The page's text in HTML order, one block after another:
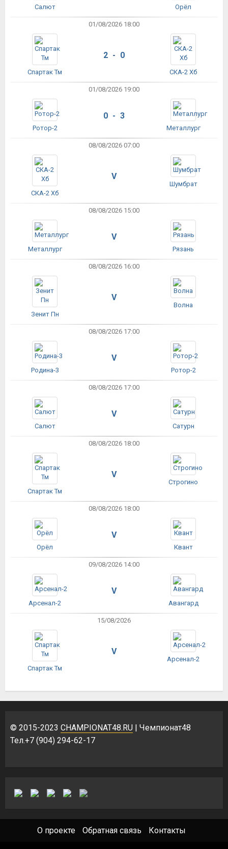
Салют Орёл
01/08/2026 18:00
Спартак Тм
2 - 0
СКА-2 Хб
01/08/2026 19:00
Ротор-2
0 - 3
Металлург
08/08/2026 07:00
СКА-2 Хб
V
Шумбрат
08/08/2026 15:00
Металлург
V
Рязань
08/08/2026 16:00
Зенит Пн
V
Волна
08/08/2026 17:00
Родина-3
V
Ротор-2
08/08/2026 17:00
Салют
V
Сатурн
08/08/2026 18:00
Спартак Тм
V
Строгино
08/08/2026 18:00
Орёл
V
Квант
09/08/2026 14:00
Арсенал-2
V
Авангард
15/08/2026
Спартак Тм
V
Арсенал-2
© 2015-2023 CHAMPIONAT48.RU | Чемпионат48
Тел.+7 (904) 294-62-17
О проекте Обратная связь Контакты